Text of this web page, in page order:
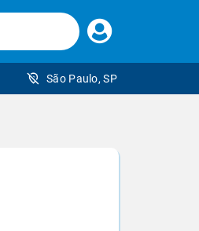
Faça
seu
São Paulo, SP